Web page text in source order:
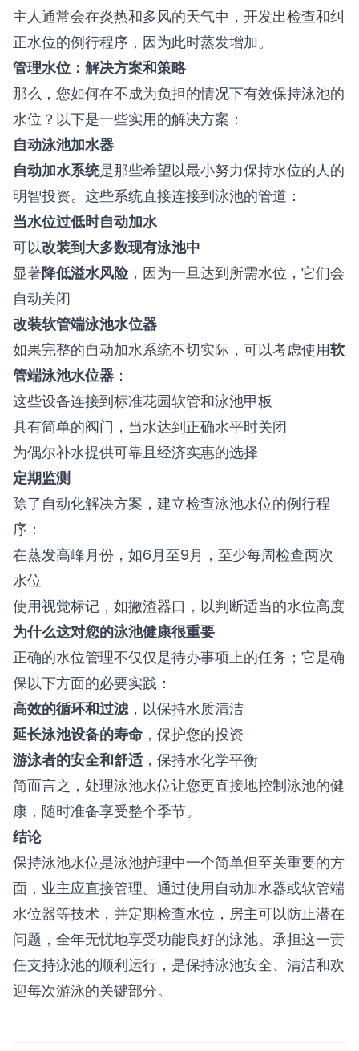
主人通常会在炎热和多风的天气中，开发出检查和纠
正水位的例行程序，因为此时蒸发增加。
管理水位：解决方案和策略
那么，您如何在不成为负担的情况下有效保持泳池的
水位？以下是一些实用的解决方案：
自动泳池加水器
自动加水系统是那些希望以最小努力保持水位的人的
明智投资。这些系统直接连接到泳池的管道：
当水位过低时自动加水
可以改装到大多数现有泳池中
显著降低溢水风险，因为一旦达到所需水位，它们会
自动关闭
改装软管端泳池水位器
如果完整的自动加水系统不切实际，可以考虑使用软
管端泳池水位器 ：
这些设备连接到标准花园软管和泳池甲板
具有简单的阀门，当水达到正确水平时关闭
为偶尔补水提供可靠且经济实惠的选择
定期监测
除了自动化解决方案，建立检查泳池水位的例行程
序：
在蒸发高峰月份，如6月至9月，至少每周检查两次
水位
使用视觉标记，如撇渣器口，以判断适当的水位高度
为什么这对您的泳池健康很重要
正确的水位管理不仅仅是待办事项上的任务；它是确
保以下方面的必要实践：
高效的循环和过滤 ，以保持水质清洁
延长泳池设备的寿命 ，保护您的投资
游泳者的安全和舒适 ，保持水化学平衡
简而言之，处理泳池水位让您更直接地控制泳池的健
康，随时准备享受整个季节。
结论
保持泳池水位是泳池护理中一个简单但至关重要的方
面，业主应直接管理。通过使用自动加水器或软管端
水位器等技术，并定期检查水位，房主可以防止潜在
问题，全年无忧地享受功能良好的泳池。承担这一责
任支持泳池的顺利运行，是保持泳池安全、清洁和欢
迎每次游泳的关键部分。